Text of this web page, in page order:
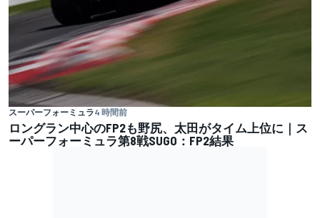
スーパーフォーミュラ4 時間前
ロングラン中心のFP2も野尻、太田がタイム上位に｜ス
ーパーフォーミュラ第8戦SUGO：FP2結果